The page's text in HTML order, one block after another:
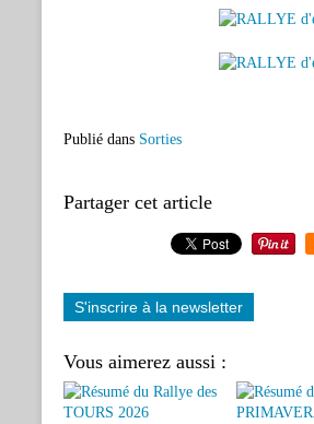
Publié dans Sorties
Partager cet article
S'inscrire à la newsletter
Vous aimerez aussi :